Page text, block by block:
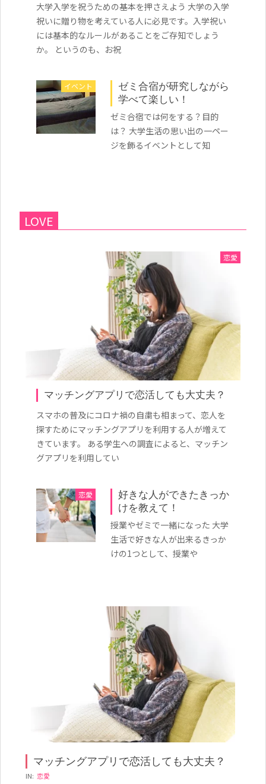
大学入学を祝うための基本を押さえよう 大学の入学
祝いに贈り物を考えている人に必見です。入学祝い
には基本的なルールがあることをご存知でしょう
か。 というのも、お祝
イベント
ゼミ合宿が研究しながら
学べて楽しい！
ゼミ合宿では何をする？目的
は？ 大学生活の思い出の一ペー
ジを飾るイベントとして知
LOVE
恋愛
マッチングアプリで恋活しても大丈夫？
スマホの普及にコロナ禍の自粛も相まって、恋人を
探すためにマッチングアプリを利用する人が増えて
きています。 ある学生への調査によると、マッチン
グアプリを利用してい
恋愛
好きな人ができたきっか
けを教えて！
授業やゼミで一緒になった 大学
生活で好きな人が出来るきっか
けの1つとして、授業や
マッチングアプリで恋活しても大丈夫？
2022-
IN: 恋愛